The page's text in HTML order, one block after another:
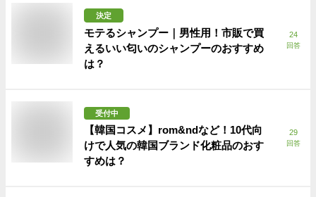
決定
モテるシャンプー｜男性用！市販で買
えるいい匂いのシャンプーのおすすめ
は？
24
回答
受付中
【韓国コスメ】rom&ndなど！10代向
けで人気の韓国ブランド化粧品のおす
すめは？
29
回答